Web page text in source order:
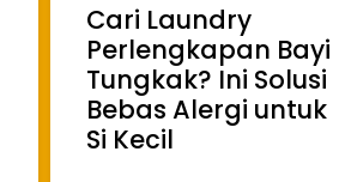
Cari Laundry
Perlengkapan Bayi
Tungkak? Ini Solusi
Bebas Alergi untuk
Si Kecil